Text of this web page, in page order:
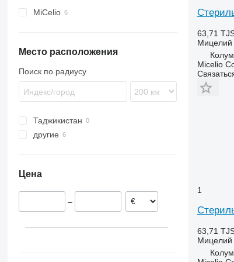
наполнители контейнеров
лукоуборочные комбайны
оборудование для упаковки в
горохоуборочные комбайны
MiCelio
Место расположения
Поиск по радиусу
Таджикистан
другие
Цена
–
63,71
Мицелий
Micelio
1
63,71
Мицелий